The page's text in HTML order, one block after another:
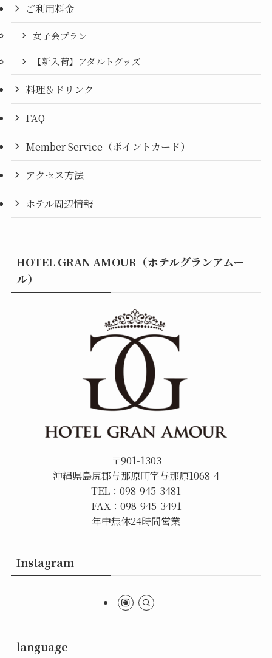
ご利用料金
女子会プラン
【新入荷】アダルトグッズ
料理＆ドリンク
FAQ
Member Service（ポイントカード）
アクセス方法
ホテル周辺情報
HOTEL GRAN AMOUR（ホテルグランアムー
ル）
〒901-1303
沖縄県島尻郡与那原町字与那原1068-4
TEL：098-945-3481
FAX：098-945-3491
年中無休24時間営業
Instagram
language